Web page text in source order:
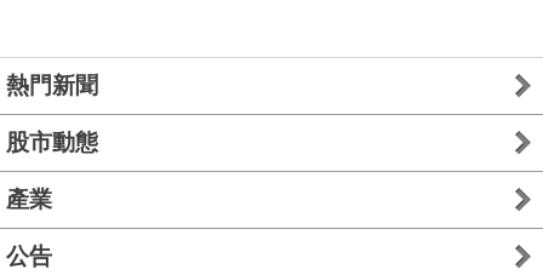
熱門新聞
股市動態
產業
公告